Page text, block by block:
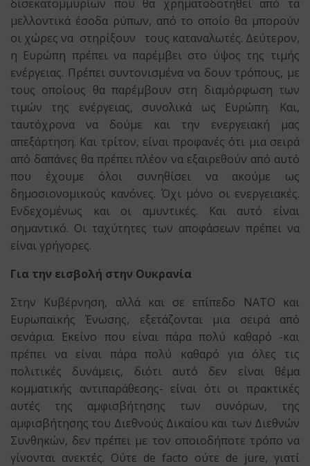
δισεκατομμυρίων που θα χρηματοδοτηθεί από τα
μελλοντικά έσοδα ρύπων, από το οποίο θα μπορούν
οι χώρες να στηρίξουν τους καταναλωτές. Δεύτερον,
η Ευρώπη πρέπει να παρέμβει στο ύψος της τιμής
ενέργειας. Πρέπει συντονισμένα να δουν τρόπους, με
τους οποίους θα παρέμβουν στη διαμόρφωση των
τιμών της ενέργειας, συνολικά ως Ευρώπη. Και,
ταυτόχρονα να δούμε και την ενεργειακή μας
απεξάρτηση. Και τρίτον, είναι προφανές ότι μια σειρά
από δαπάνες θα πρέπει πλέον να εξαιρεθούν από αυτό
που έχουμε όλοι συνηθίσει να ακούμε ως
δημοσιονομικούς κανόνες. Όχι μόνο οι ενεργειακές.
Ενδεχομένως και οι αμυντικές. Και αυτό είναι
σημαντικό. Οι ταχύτητες των αποφάσεων πρέπει να
είναι γρήγορες.
Για την εισβολή στην Ουκρανία
Στην Κυβέρνηση, αλλά και σε επίπεδο ΝΑΤΟ και
Ευρωπαϊκής Ένωσης, εξετάζονται μια σειρά από
σενάρια. Εκείνο που είναι πάρα πολύ καθαρό -και
πρέπει να είναι πάρα πολύ καθαρό για όλες τις
πολιτικές δυνάμεις, διότι αυτό δεν είναι θέμα
κομματικής αντιπαράθεσης- είναι ότι οι πρακτικές
αυτές της αμφισβήτησης των συνόρων, της
αμφισβήτησης του Διεθνούς Δικαίου και των Διεθνών
Συνθηκών, δεν πρέπει με τον οποιοδήποτε τρόπο να
γίνονται ανεκτές. Ούτε de facto ούτε de jure, γιατί